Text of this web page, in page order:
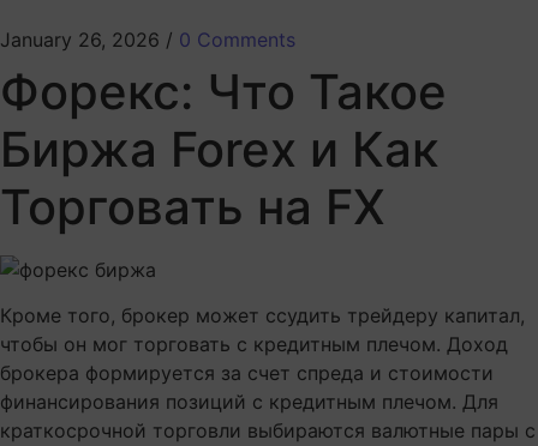
January 26, 2026 / 0 Comments
Форекс: Что Такое
Биржа Forex и Как
Торговать на FX
Кроме того, брокер может ссудить трейдеру капитал,
чтобы он мог торговать с кредитным плечом. Доход
брокера формируется за счет спреда и стоимости
финансирования позиций с кредитным плечом. Для
краткосрочной торговли выбираются валютные пары с